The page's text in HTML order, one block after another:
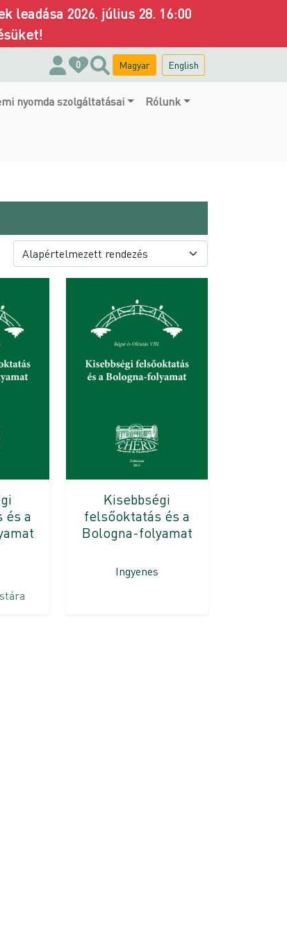
leadása 2026. július 28. 16:00
0 Magyar English
nyomda szolgáltatásai Rólunk
és a
Kisebbségi
felsőoktatás és a
Bologna-folyamat
Ingyenes